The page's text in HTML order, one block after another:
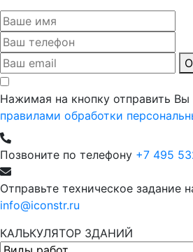
Нажимая на кнопку отправить Вы
правилами обработки
Позвоните по телефону +7 495
Отправьте техническое задание
info@iconstr.ru
КАЛЬКУЛЯТОР ЗДАНИЙ